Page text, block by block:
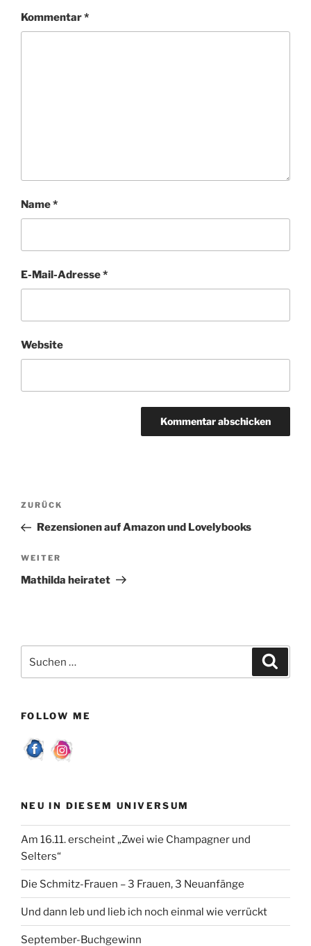
Kommentar*
Name*
E-Mail-Adresse*
Website
Beitragsnavigation
Vorheriger
Beitrag
ZURÜCK
Rezensionen auf Amazon und Lovelybooks
Nächster
Beitrag
WEITER
Mathilda heiratet
nach:
FOLLOW ME
NEU IN DIESEM UNIVERSUM
Am 16.11. erscheint „Zwei wie Champagner und
Selters“
Die Schmitz-Frauen – 3 Frauen, 3 Neuanfänge
Und dann leb und lieb ich noch einmal wie verrückt
September-Buchgewinn